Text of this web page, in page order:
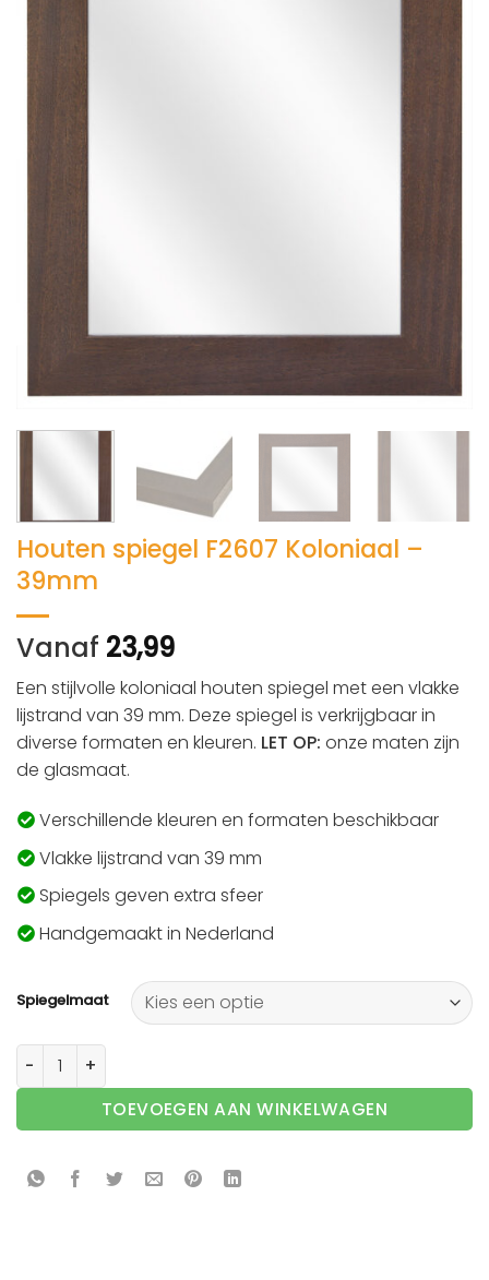
Houten spiegel F2607 Koloniaal –
39mm
Vanaf 23,99
Een stijlvolle koloniaal houten spiegel met een vlakke
lijstrand van 39 mm. Deze spiegel is verkrijgbaar in
diverse formaten en kleuren. LET OP: onze maten zijn
de glasmaat.
Verschillende kleuren en formaten beschikbaar
Vlakke lijstrand van 39 mm
Spiegels geven extra sfeer
Handgemaakt in Nederland
Spiegelmaat
Houten spiegel F2607 Koloniaal - 39mm aantal
TOEVOEGEN AAN WINKELWAGEN